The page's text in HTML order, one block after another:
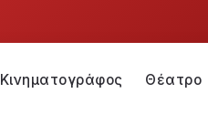
Κινηματογράφος Θέατρο